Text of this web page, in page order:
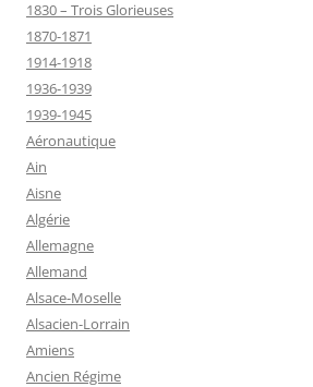
1830 – Trois Glorieuses
1870-1871
1914-1918
1936-1939
1939-1945
Aéronautique
Ain
Aisne
Algérie
Allemagne
Allemand
Alsace-Moselle
Alsacien-Lorrain
Amiens
Ancien Régime